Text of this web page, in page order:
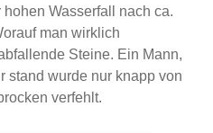
Wasserfall nach ca.
man wirklich
Steine. Ein Mann,
stand wurde nur knapp von
verfehlt.